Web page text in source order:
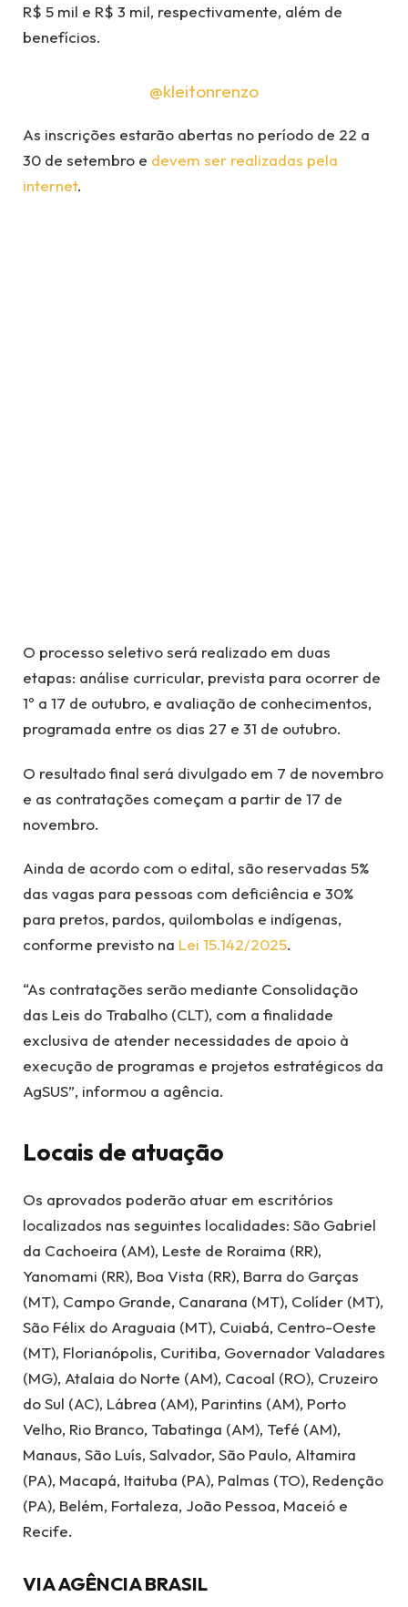
R$ 5 mil e R$ 3 mil, respectivamente, além de
benefícios.
@kleitonrenzo
As inscrições estarão abertas no período de 22 a
30 de setembro e devem ser realizadas pela
internet.
O processo seletivo será realizado em duas
etapas: análise curricular, prevista para ocorrer de
1º a 17 de outubro, e avaliação de conhecimentos,
programada entre os dias 27 e 31 de outubro.
O resultado final será divulgado em 7 de novembro
e as contratações começam a partir de 17 de
novembro.
Ainda de acordo com o edital, são reservadas 5%
das vagas para pessoas com deficiência e 30%
para pretos, pardos, quilombolas e indígenas,
conforme previsto na Lei 15.142/2025.
“As contratações serão mediante Consolidação
das Leis do Trabalho (CLT), com a finalidade
exclusiva de atender necessidades de apoio à
execução de programas e projetos estratégicos da
AgSUS”, informou a agência.
Locais de atuação
Os aprovados poderão atuar em escritórios
localizados nas seguintes localidades: São Gabriel
da Cachoeira (AM), Leste de Roraima (RR),
Yanomami (RR), Boa Vista (RR), Barra do Garças
(MT), Campo Grande, Canarana (MT), Colíder (MT),
São Félix do Araguaia (MT), Cuiabá, Centro-Oeste
(MT), Florianópolis, Curitiba, Governador Valadares
(MG), Atalaia do Norte (AM), Cacoal (RO), Cruzeiro
do Sul (AC), Lábrea (AM), Parintins (AM), Porto
Velho, Rio Branco, Tabatinga (AM), Tefé (AM),
Manaus, São Luís, Salvador, São Paulo, Altamira
(PA), Macapá, Itaituba (PA), Palmas (TO), Redenção
(PA), Belém, Fortaleza, João Pessoa, Maceió e
Recife.
VIA AGÊNCIA BRASIL